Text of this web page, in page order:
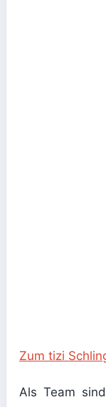
Zum tizi
Als Team